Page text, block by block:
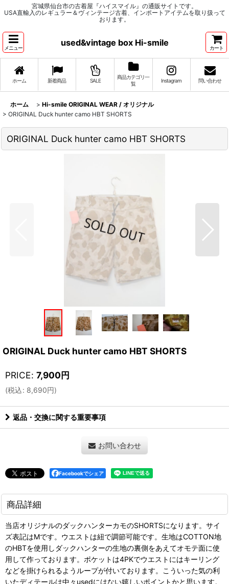
宮城県仙台市の古着屋『ハイスマイル』の通販サイトです。
USA直輸入のレギュラー＆ヴィンテージ古着、インポートアイテムを取り扱って
おります。
メニュー
used&vintage box Hi-smile
カート
ホーム 新着商品 SALE
商品カテゴリ一
覧
Instagram 問い合わせ
ホーム > Hi-smile ORIGINAL WEAR / オリジナル
> ORIGINAL Duck hunter camo HBT SHORTS
ORIGINAL Duck hunter camo HBT SHORTS
ORIGINAL Duck hunter camo HBT SHORTS
PRICE: 7,900円
(税込: 8,690円)
返品・交換に関する重要事項
お問い合わせ
Facebookでシェア
商品詳細
当店オリジナルのダックハンターカモのSHORTSになります。サイ
ズ表記はMです。ウエストは紐で調節可能です。生地はCOTTON地
のHBTを使用しダックハンターの生地の裏側をあえてオモテ面に使
用して作っております。ポケットは4PKでウエストにはキーリング
などを掛けられるようループが付いております。こういった気の利
いたディテールは中々usedにはない嬉しいポイントかと思います。